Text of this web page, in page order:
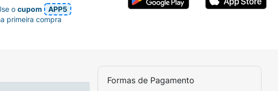
Aplique no rosto e pescoço como o último
Formas de Pagamento
ocupom
APP5
primeira compra